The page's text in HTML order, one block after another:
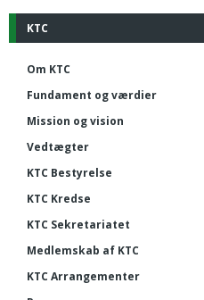
KTC
Om KTC
Fundament og værdier
Mission og vision
Vedtægter
KTC Bestyrelse
KTC Kredse
KTC Sekretariatet
Medlemskab af KTC
KTC Arrangementer